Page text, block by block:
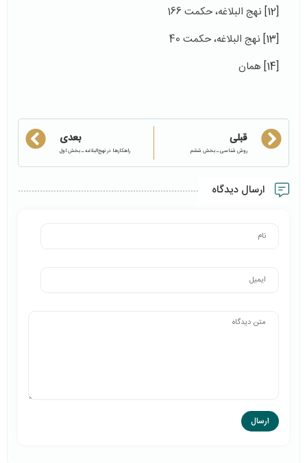
[12]
نهج البلاغه، حکمت 166
[13]
نهج البلاغه، حکمت 40
[14]
همان
قبلی
روش شناسی ـ بخش ششم
بعدی
راهکارها در نهج‌البلاغه ـ بخش اول
ارسال دیدگاه